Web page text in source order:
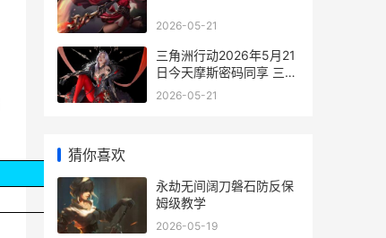
2026-05-21
三角洲行动2026年5月21
日今天摩斯密码同享 三角
洲行动2026猛攻节三角券
2026-05-21
猜你喜欢
永劫无间阔刀磐石防反保
姆级教学
2026-05-19